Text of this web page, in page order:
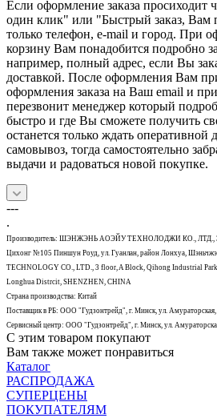
Если оформление заказа просиходит
один клик" или "Быстрый заказ, Вам
только телефон, e-mail и город. При
корзину Вам понадобится подробно
например, полный адрес, если Вы
доставкой. После оформления Вам
оформления заказа на Ваш email и
перезвонит менеджер который
быстро и где Вы сможете получить
останется только ждать оперативной
самовывоз, тогда самостоятельно
выдачи и радоваться новой покупке.
---
.
Производитель: ШЭНЖЭНЬ АОЭЙУ ТЕХНОЛОДЖИ КО., ЛТД., 3
Цихонг №105 Пиншун Роуд, ул. Гуанлан, район Лонхуа,
TECHNOLOGY CO., LTD., 3 floor, A Block, Qihong Industrial
Longhua Distrcit, SHENZHEN, CHINA
Страна производства: Китай
Поставщик в РБ: ООО "Гудзонтрейд", г. Минск, ул. Амураторская,
Сервисный центр: ООО "Гудзонтрейд", г. Минск, ул.
С этим товаром покупают
Вам также может понравиться
Каталог
РАСПРОДАЖА
СУПЕРЦЕНЫ
ПОКУПАТЕЛЯМ